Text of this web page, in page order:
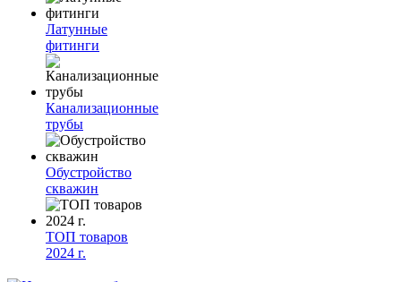
Латунные
фитинги
Канализационные
трубы
Обустройство
скважин
ТОП товаров
2024 г.